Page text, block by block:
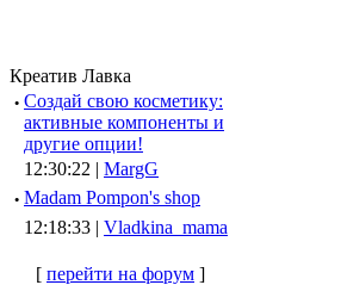
Креатив Лавка
· Создай свою косметику:
активные компоненты и
другие опции!
12:30:22 | MargG
· Madam Pompon's shop
12:18:33 | Vladkina_mama
[ перейти на форум ]